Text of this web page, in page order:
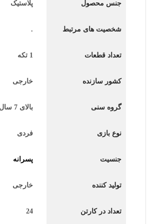
جنس محصول پلاستیک
شخصیت های مرتبط .
تعداد قطعات 1 تکه
کشور سازنده خارجی
گروه سنی بالای 7 سال
نوع بازی فردی
جنسیت پسرانه
تولید کننده خارجی
تعداد در کارتن 24